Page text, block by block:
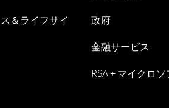
＆ライフサイ
政府
金融サービス
RSA + マイクロソ